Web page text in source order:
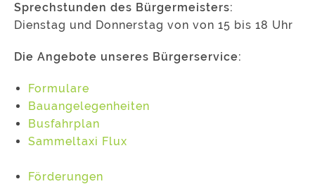
Sprechstunden des Bürgermeisters:
Dienstag und Donnerstag von von 15 bis 18 Uhr
Die Angebote unseres Bürgerservice:
Formulare
Bauangelegenheiten
Busfahrplan
Sammeltaxi Flux
Förderungen